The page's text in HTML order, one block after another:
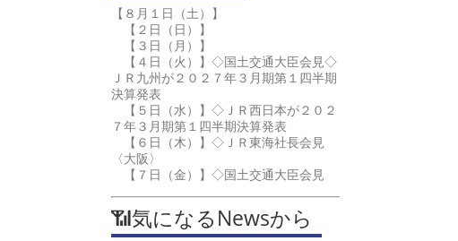
【８月１日（土）】
【２日（日）】
【３日（月）】
【４日（火）】◇国土交通大臣会見◇
ＪＲ九州が２０２７年３月期第１四半期
決算発表
【５日（水）】◇ＪＲ西日本が２０２
７年３月期第１四半期決算発表
【６日（木）】◇ＪＲ東海社長会見
〈大阪〉
【７日（金）】◇国土交通大臣会見
📶気になるNewsから